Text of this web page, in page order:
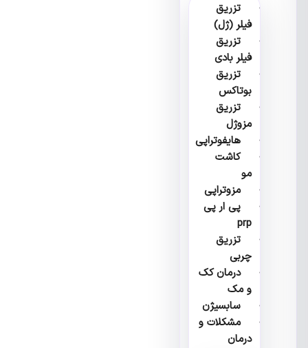
تزریق
فیلر (ژل)
تزریق
فیلر بادی
تزریق
بوتاکس
تزریق
مزوژل
هایفوتراپی
کاشت
مو
مزوتراپی
پی ار پی
prp
تزریق
چربی
درمان کک
و مک
سابسیژن
مشکلات و
درمان